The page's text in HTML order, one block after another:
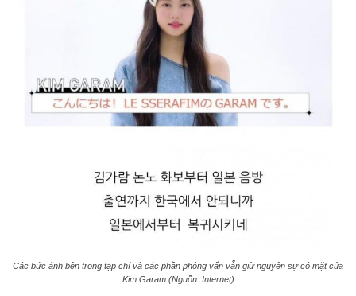
Các bức ảnh bên trong tạp chí và các phần phỏng vấn vẫn giữ nguyên sự có mặt của
Kim Garam (Nguồn: Internet)